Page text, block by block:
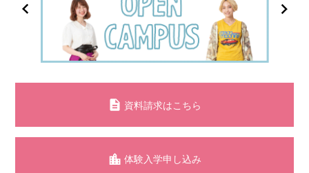
資料請求はこちら
体験入学申し込み